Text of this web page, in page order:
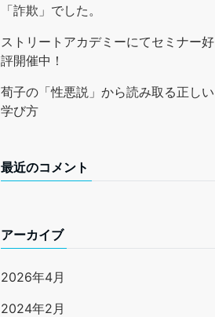
「詐欺」でした。
ストリートアカデミーにてセミナー好
評開催中！
荀子の「性悪説」から読み取る正しい
学び方
最近のコメント
アーカイブ
2026年4月
2024年2月